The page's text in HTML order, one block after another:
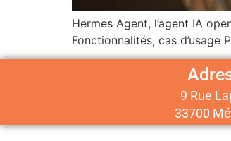
Hermes Agent, l’agent IA
Fonctionnalités, cas d’usage
9 Rue
33700